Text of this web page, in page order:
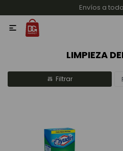
Envíos a

LIMPIEZA
Destilados